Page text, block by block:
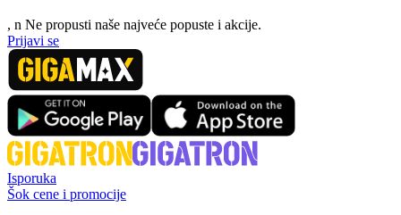
, n Ne propusti naše najveće popuste i akcije.
Prijavi se
Isporuka
Šok cene i promocije